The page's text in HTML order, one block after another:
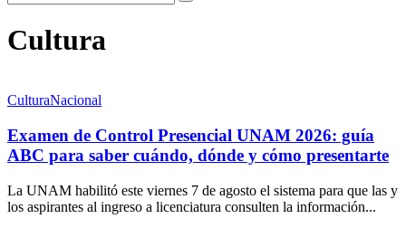
Cultura
CulturaNacional
Examen de Control Presencial UNAM 2026: guía
ABC para saber cuándo, dónde y cómo presentarte
La UNAM habilitó este viernes 7 de agosto el sistema para que las y
los aspirantes al ingreso a licenciatura consulten la información...